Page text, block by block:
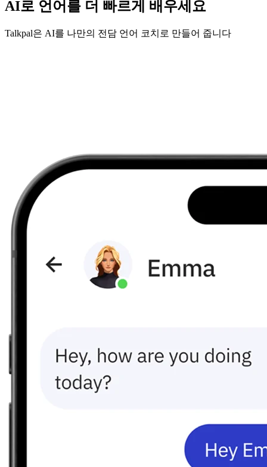
AI로 언어를 더 빠르게 배우세요
Talkpal은 AI를 나만의 전담 언어 코치로 만들어 줍니다